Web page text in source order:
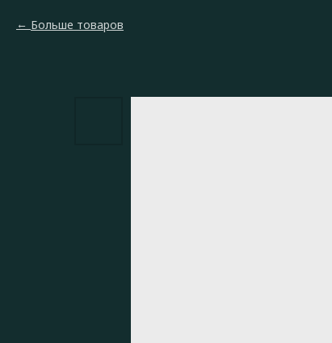
Больше товаров